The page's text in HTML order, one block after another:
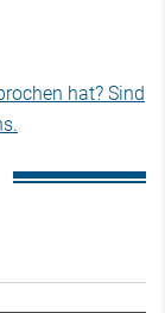
hat? Sind